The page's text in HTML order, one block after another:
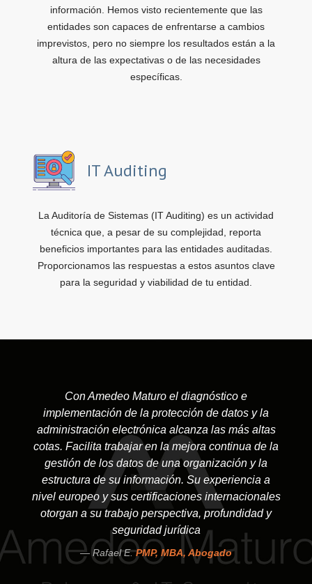
información. Hemos visto recientemente que las
entidades son capaces de enfrentarse a cambios
imprevistos, pero no siempre los resultados están a la
altura de las expectativas o de las necesidades
específicas.
IT Auditing
La Auditoría de Sistemas (IT Auditing) es un actividad
técnica que, a pesar de su complejidad, reporta
beneficios importantes para las entidades auditadas.
Proporcionamos las respuestas a estos asuntos clave
para la seguridad y viabilidad de tu entidad.
Con Amedeo Maturo el diagnóstico e
implementación de la protección de datos y la
administración electrónica alcanza las más altas
cotas. Facilita trabajar en la mejora continua de la
gestión de los datos de una organización y la
estructura de su información. Su experiencia a
nivel europeo y sus certificaciones internacionales
otorgan a su trabajo perspectiva, profundidad y
seguridad jurídica
Rafael E.PMP, MBA, Abogado